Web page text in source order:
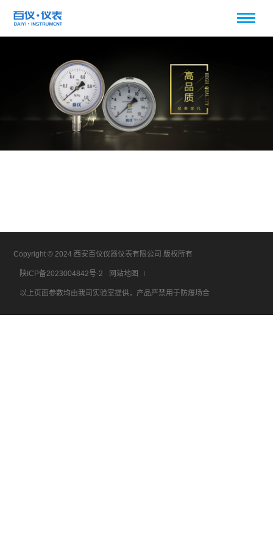
Copyright © 2024 西安百仪仪器仪表有限公司 版权所有
陕ICP备2023004842号-2 网站地图
以上页面参数均由我司实验室提供，产品严禁用于防爆场合